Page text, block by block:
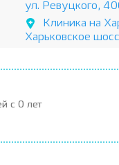
ул. Ревуцкого,
Клиника на
Харьковское
с 0 лет